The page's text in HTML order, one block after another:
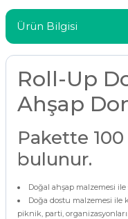
Ürün Bilgisi
Roll-Up
Ahşap
Pakette
bulunur.
Doğal ahşap malzemesi
Doğa dostu malzemesi ile
piknik, parti,